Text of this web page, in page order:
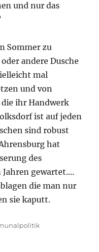
und nur das
Sommer zu
andere Dusche
mal
und von
ihr Handwerk
ist auf jeden
sind robust
hat
des
gewartet….
die man nur
sie kaputt.